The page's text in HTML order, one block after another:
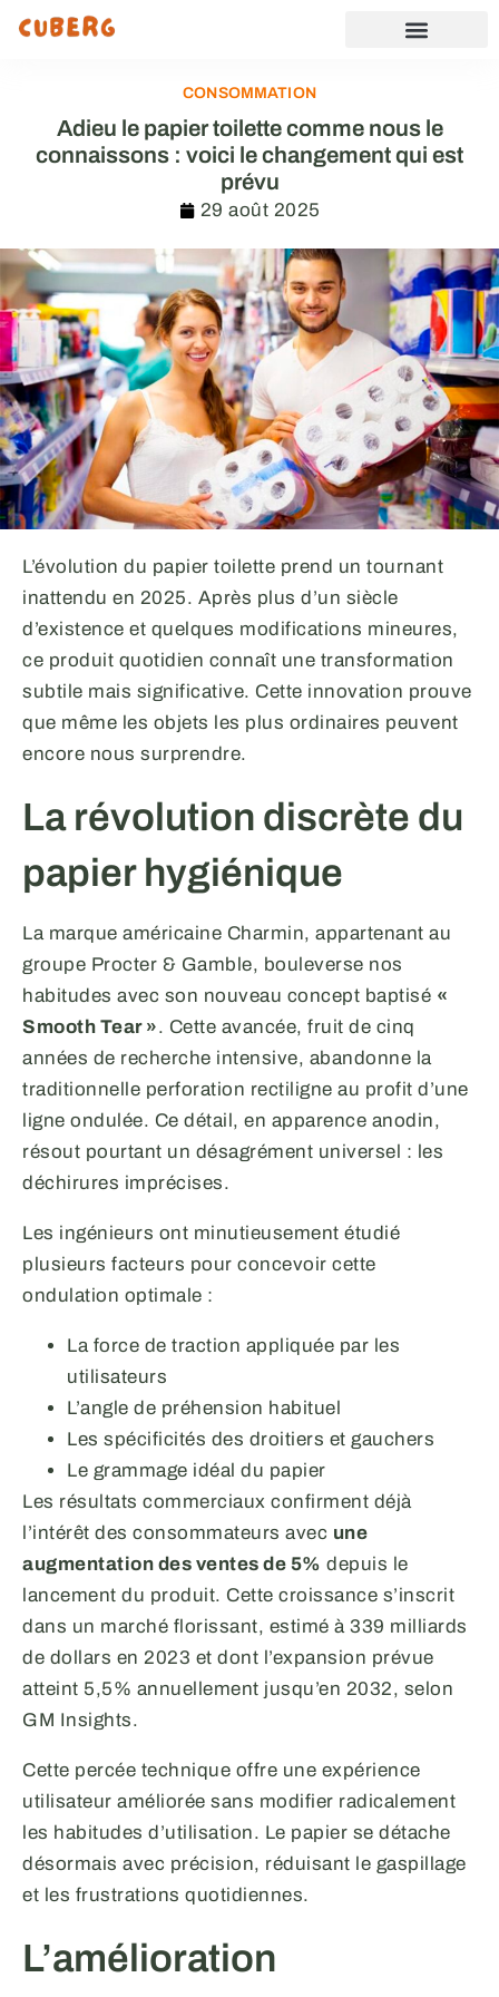
CONSOMMATION
Adieu le papier toilette comme nous le
connaissons : voici le changement qui est
prévu
29 août 2025
L’évolution du papier toilette prend un tournant
inattendu en 2025. Après plus d’un siècle
d’existence et quelques modifications mineures,
ce produit quotidien connaît une transformation
subtile mais significative. Cette innovation prouve
que même les objets les plus ordinaires peuvent
encore nous surprendre.
La révolution discrète du
papier hygiénique
La marque américaine Charmin, appartenant au
groupe Procter & Gamble, bouleverse nos
habitudes avec son nouveau concept baptisé «
Smooth Tear ». Cette avancée, fruit de cinq
années de recherche intensive, abandonne la
traditionnelle perforation rectiligne au profit d’une
ligne ondulée. Ce détail, en apparence anodin,
résout pourtant un désagrément universel : les
déchirures imprécises.
Les ingénieurs ont minutieusement étudié
plusieurs facteurs pour concevoir cette
ondulation optimale :
La force de traction appliquée par les
utilisateurs
L’angle de préhension habituel
Les spécificités des droitiers et gauchers
Le grammage idéal du papier
Les résultats commerciaux confirment déjà
l’intérêt des consommateurs avec une
augmentation des ventes de 5% depuis le
lancement du produit. Cette croissance s’inscrit
dans un marché florissant, estimé à 339 milliards
de dollars en 2023 et dont l’expansion prévue
atteint 5,5% annuellement jusqu’en 2032, selon
GM Insights.
Cette percée technique offre une expérience
utilisateur améliorée sans modifier radicalement
les habitudes d’utilisation. Le papier se détache
désormais avec précision, réduisant le gaspillage
et les frustrations quotidiennes.
L’amélioration